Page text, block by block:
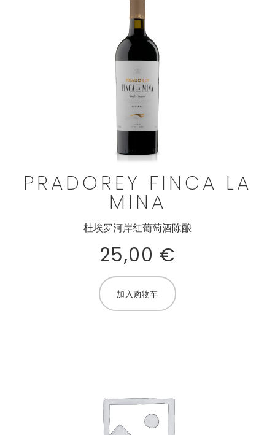
PRADOREY FINCA LA
MINA
杜埃罗河岸红葡萄酒陈酿
25,00 €
加入购物车